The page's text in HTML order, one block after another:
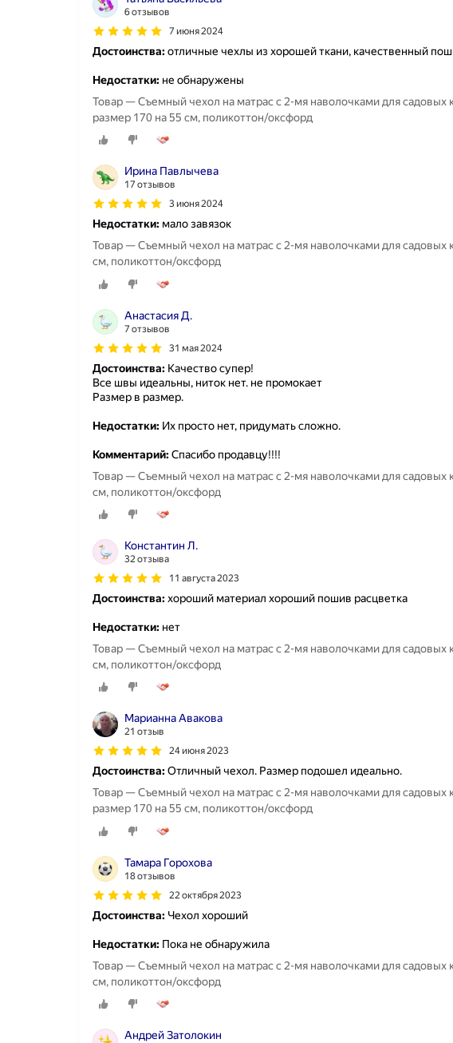
6 отзывов
7 июня 2024
Достоинства:отличные чехлы из хорошей ткани, качественный
Недостатки: не обнаружены
Товар — Съемный чехол на матрас с 2-мя наволочками для садовых
размер 170 на 55 см, поликоттон/оксфорд
Ирина Павлычева
17 отзывов
3 июня 2024
Недостатки: мало завязок
Товар — Съемный чехол на матрас с 2-мя наволочками для садовых
см, поликоттон/оксфорд
Анастасия Д.
7 отзывов
31 мая 2024
Достоинства: Качество супер!
Все швы идеальны, ниток нет. не промокает
Размер в размер.
Недостатки: Их просто нет, придумать сложно.
Комментарий:Спасибо продавцу!!!!
Товар — Съемный чехол на матрас с 2-мя наволочками для садовых
см, поликоттон/оксфорд
Константин Л.
32 отзыва
11 августа 2023
Достоинства:хороший материал хороший пошив расцветка
Недостатки: нет
Товар — Съемный чехол на матрас с 2-мя наволочками для садовых
см, поликоттон/оксфорд
Марианна Авакова
21 отзыв
24 июня 2023
Достоинства:Отличный чехол. Размер подошел идеально.
Товар — Съемный чехол на матрас с 2-мя наволочками для садовых
размер 170 на 55 см, поликоттон/оксфорд
Тамара Горохова
18 отзывов
22 октября 2023
Достоинства: Чехол хороший
Недостатки: Пока не обнаружила
Товар — Съемный чехол на матрас с 2-мя наволочками для садовых
см, поликоттон/оксфорд
Андрей Затолокин